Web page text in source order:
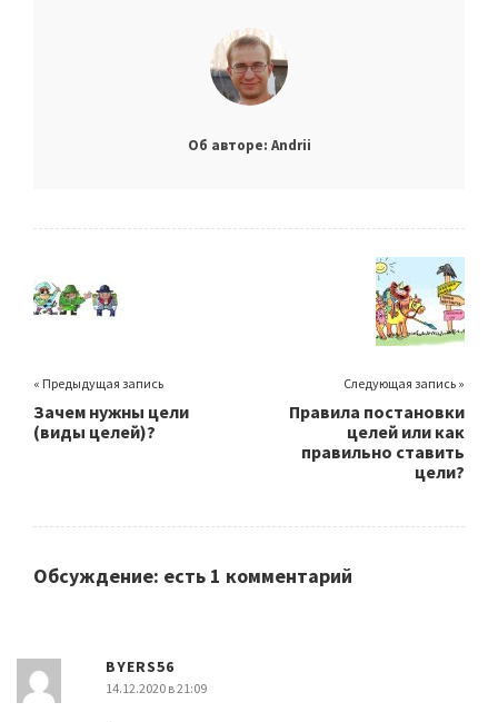
Об авторе: Andrii
« Предыдущая запись
Зачем нужны цели
(виды целей)?
Следующая запись »
Правила постановки
целей или как
правильно ставить
цели?
Обсуждение: есть 1 комментарий
BYERS56
14.12.2020 в 21:09